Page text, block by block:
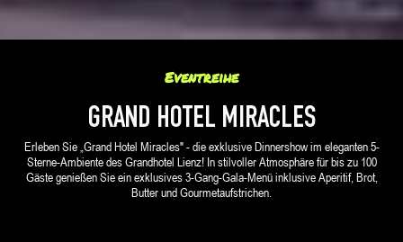
Eventreihe
GRAND HOTEL MIRACLES
Erleben Sie „Grand Hotel Miracles" - die exklusive Dinnershow im eleganten 5-
Sterne-Ambiente des Grandhotel Lienz! In stilvoller Atmosphäre für bis zu 100
Gäste genießen Sie ein exklusives 3-Gang-Gala-Menü inklusive Aperitif, Brot,
Butter und Gourmetaufstrichen.